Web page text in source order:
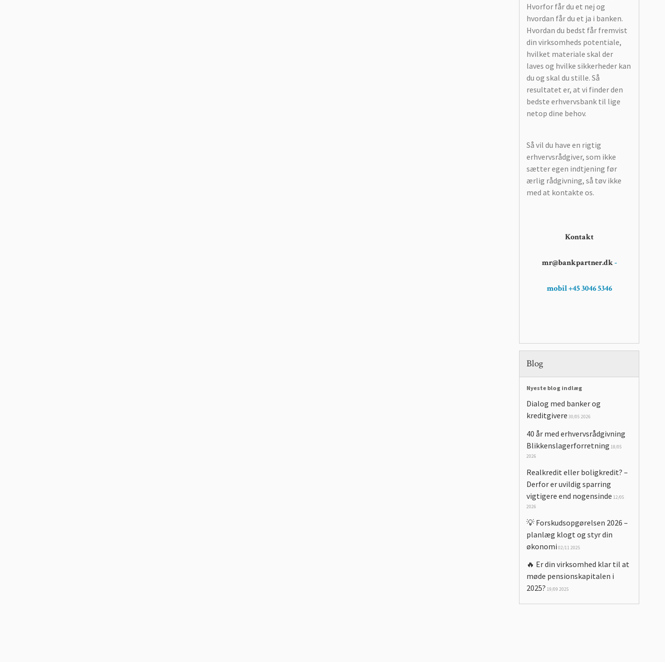
Hvorfor får du et nej og
hvordan får du et ja i banken.
Hvordan du bedst får fremvist
din virksomheds potentiale,
hvilket materiale skal der
laves og hvilke sikkerheder kan
du og skal du stille. Så
resultatet er, at vi finder den
bedste erhvervsbank til lige
netop dine behov.
Så vil du have en rigtig
erhvervsrådgiver, som ikke
sætter egen indtjening før
ærlig rådgivning, så tøv ikke
med at kontakte os.
Kontakt
mr@bankpartner.dk-
mobil +45 3046 5346
Blog
Nyeste blog indlæg
Dialog med banker og
kreditgivere 30/05 2026
40 år med erhvervsrådgivning
Blikkenslagerforretning 18/05
2026
Realkredit eller boligkredit? –
Derfor er uvildig sparring
vigtigere end nogensinde 12/05
2026
💡 Forskudsopgørelsen 2026 –
planlæg klogt og styr din
økonomi 02/11 2025
🔥 Er din virksomhed klar til at
møde pensionskapitalen i
2025? 19/09 2025